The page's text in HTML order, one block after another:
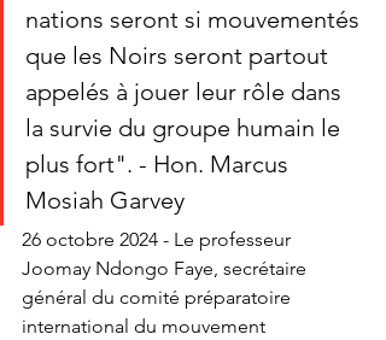
nations seront si mouvementés
que les Noirs seront partout
appelés à jouer leur rôle dans
la survie du groupe humain le
plus fort". - Hon. Marcus
Mosiah Garvey
26 octobre 2024 - Le professeur
Joomay Ndongo Faye, secrétaire
général du comité préparatoire
international du mouvement